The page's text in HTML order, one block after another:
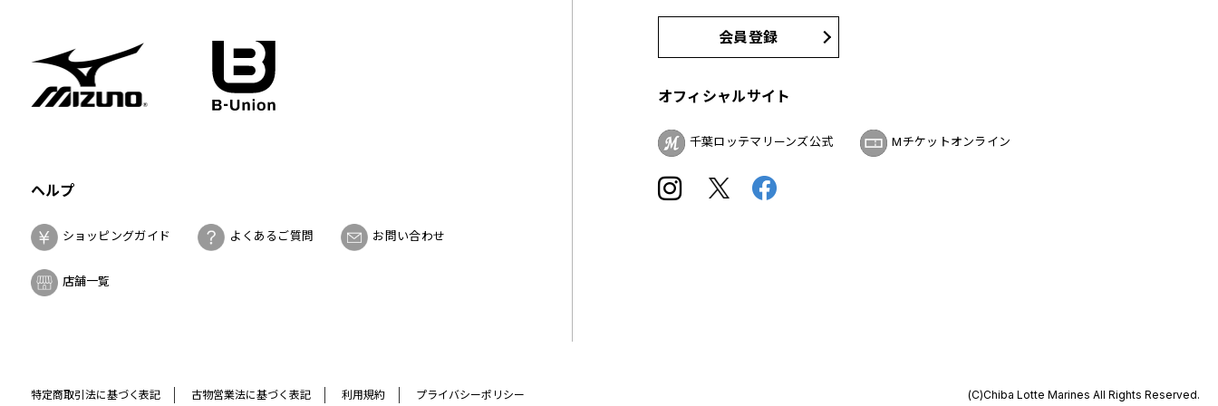
ヘルプ
ショッピングガイド よくあるご質問 お問い合わせ
店舗一覧
会員登録
オフィシャルサイト
千葉ロッテマリーンズ公式 Mチケットオンライン
特定商取引法に基づく表記 古物営業法に基づく表記 利用規約 プライバシーポリシー (C)Chiba Lotte Marines All Rights Reserved.